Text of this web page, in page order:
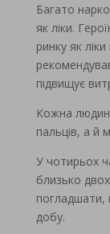
Багато
як ліки.
ринку як
підвищує
Кожна
пальців, а й
У чотирьох
близько
погладшати,
добу.